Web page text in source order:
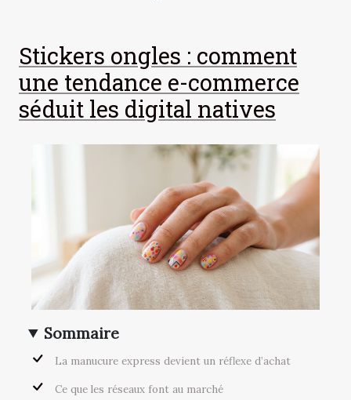
Stickers ongles : comment
une tendance e-commerce
séduit les digital natives
Sommaire
La manucure express devient un réflexe d’achat
Ce que les réseaux font au marché